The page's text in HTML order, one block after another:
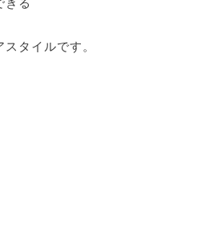
きる
タイルです。